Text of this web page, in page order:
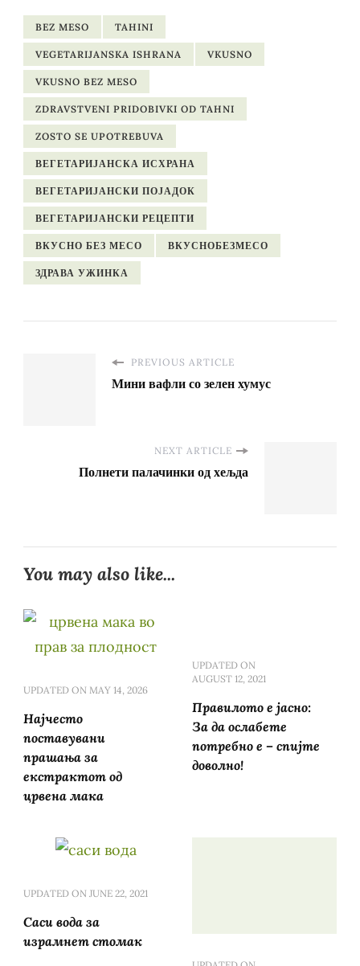
BEZ MESO TAHINI
VEGETARIJANSKA ISHRANA VKUSNO
VKUSNO BEZ MESO
ZDRAVSTVENI PRIDOBIVKI OD TAHNI
ZOSTO SE UPOTREBUVA
ВЕГЕТАРИЈАНСКА ИСХРАНА
ВЕГЕТАРИЈАНСКИ ПОЈАДОК
ВЕГЕТАРИЈАНСКИ РЕЦЕПТИ
ВКУСНО БЕЗ МЕСО ВКУСНОБЕЗМЕСО
ЗДРАВА УЖИНКА
PREVIOUS ARTICLE
Мини вафли со зелен хумус
NEXT ARTICLE
Полнети палачинки од хељда
You may also like...
UPDATED ON MAY 14, 2026
Најчесто
поставувани
прашања за
екстрактот од
црвена мака
UPDATED ON
AUGUST 12, 2021
Правилото е јасно:
За да ослабете
потребно е – спијте
доволно!
UPDATED ON JUNE 22, 2021
Саси вода за
израмнет стомак